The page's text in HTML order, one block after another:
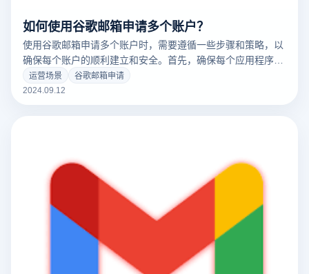
如何使用谷歌邮箱申请多个账户？
使用谷歌邮箱申请多个账户时，需要遵循一些步骤和策略，以
确保每个账户的顺利建立和安全。首先，确保每个应用程序帐
户使用单独的电子邮件地址和个人信息，以防止关联风险。其
次，不同的设备和IP地址可以借助虚拟浏览器环境进行模拟，
运营场景
谷歌邮箱申请
2024.09.12